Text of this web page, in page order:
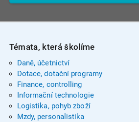
Témata, která školíme
Daně, účetnictví
Dotace, dotační programy
Finance, controlling
Informační technologie
Logistika, pohyb zboží
Mzdy, personalistika